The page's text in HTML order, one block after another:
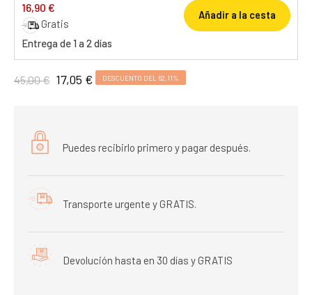
16,90 €
Gratis
Entrega de 1 a 2 días
Añadir a la cesta
45,00 € 17,05 € DESCUENTO DEL 62,11%
Puedes recibirlo primero y pagar después.
Transporte urgente y GRATIS.
Devolución hasta en 30 días y GRATIS